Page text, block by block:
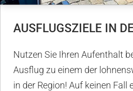
AUSFLUGSZIELE IN
Nutzen Sie Ihren Aufenthalt
Ausflug zu einem der
in der Region! Auf keinen Fall